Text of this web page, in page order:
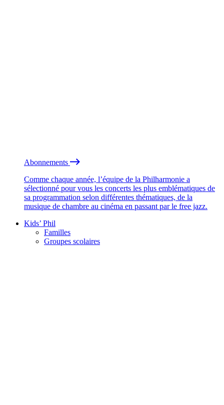
Abonnements
Comme chaque année, l’équipe de la Philharmonie a
sélectionné pour vous les concerts les plus emblématiques de
sa programmation selon différentes thématiques, de la
musique de chambre au cinéma en passant par le free jazz.
Kids’ Phil
Familles
Groupes scolaires